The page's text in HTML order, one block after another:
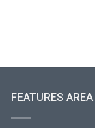
FEATURES AREA